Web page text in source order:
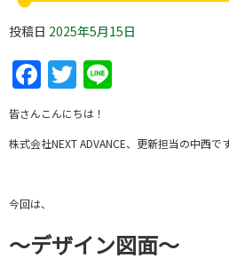
投稿日 2025年5月15日
Facebook
Twitter
皆さんこんにちは！
株式会社NEXT ADVANCE、更新担当の中西です
今回は、
～デザイン図面～